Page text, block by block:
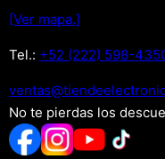
[Ver mapa.]
Tel.: +52 (222) 598-
No te pierdas los